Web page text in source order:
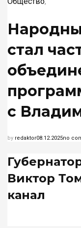
стал
с
by redaktor08.12.2025no
Виктор
канал